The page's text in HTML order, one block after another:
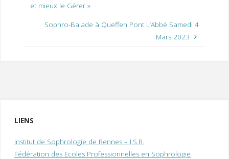
et mieux le Gérer »
Sophro-Balade à Queffen Pont L’Abbé Samedi 4
Mars 2023
LIENS
Institut de Sophrologie de Rennes – I.S.R.
Fédération des Ecoles Professionnelles en Sophrologie